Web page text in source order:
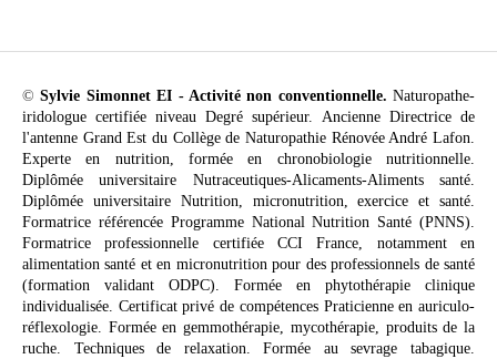
©Sylvie Simonnet EI - Activité non conventionnelle. Naturopathe-
iridologue certifiée niveau Degré supérieur. Ancienne Directrice de
l'antenne Grand Est du Collège de Naturopathie Rénovée André Lafon.
Experte en nutrition, formée en chronobiologie nutritionnelle.
Diplômée universitaire Nutraceutiques-Alicaments-Aliments santé.
Diplômée universitaire Nutrition, micronutrition, exercice et santé.
Formatrice référencée Programme National Nutrition Santé (PNNS).
Formatrice professionnelle certifiée CCI France, notamment en
alimentation santé et en micronutrition pour des professionnels de santé
(formation validant ODPC). Formée en phytothérapie clinique
individualisée. Certificat privé de compétences Praticienne en auriculo-
réflexologie. Formée en gemmothérapie, mycothérapie, produits de la
ruche. Techniques de relaxation. Formée au sevrage tabagique.